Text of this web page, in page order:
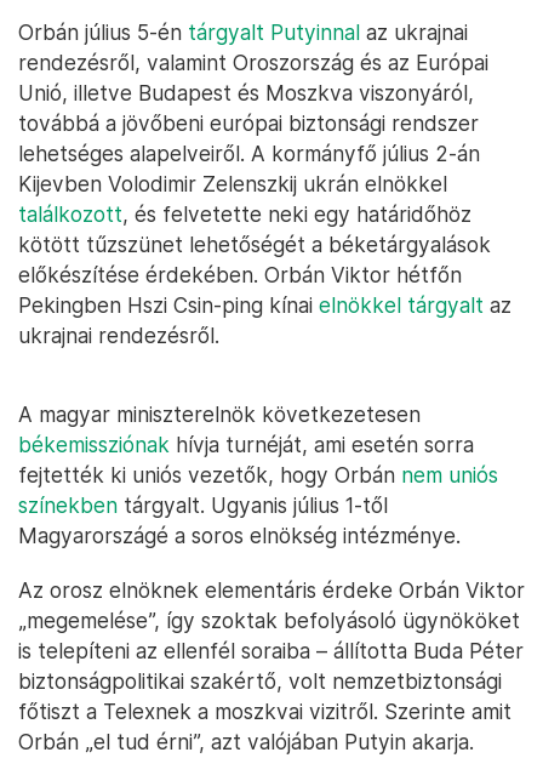
Orbán július 5-én tárgyalt Putyinnal az ukrajnai
rendezésről, valamint Oroszország és az Európai
Unió, illetve Budapest és Moszkva viszonyáról,
továbbá a jövőbeni európai biztonsági rendszer
lehetséges alapelveiről. A kormányfő július 2-án
Kijevben Volodimir Zelenszkij ukrán elnökkel
találkozott, és felvetette neki egy határidőhöz
kötött tűzszünet lehetőségét a béketárgyalások
előkészítése érdekében. Orbán Viktor hétfőn
Pekingben Hszi Csin-ping kínai elnökkel tárgyalt az
ukrajnai rendezésről.
A magyar miniszterelnök következetesen
békemissziónak hívja turnéját, ami esetén sorra
fejtették ki uniós vezetők, hogy Orbán nem uniós
színekben tárgyalt. Ugyanis július 1-től
Magyarországé a soros elnökség intézménye.
Az orosz elnöknek elementáris érdeke Orbán Viktor
„megemelése”, így szoktak befolyásoló ügynököket
is telepíteni az ellenfél soraiba – állította Buda Péter
biztonságpolitikai szakértő, volt nemzetbiztonsági
főtiszt a Telexnek a moszkvai vizitről. Szerinte amit
Orbán „el tud érni”, azt valójában Putyin akarja.